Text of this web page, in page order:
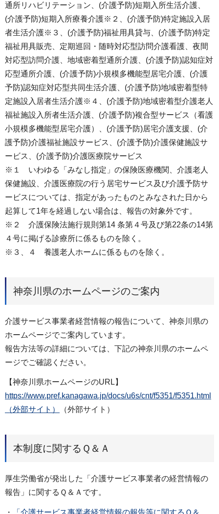
通所リハビリテーション、(介護予防)短期入所生活介護、
(介護予防)短期入所療養介護※２、(介護予防)特定施設入居
者生活介護※３、(介護予防)福祉用具貸与、(介護予防)特定
福祉用具販売、定期巡回・随時対応型訪問介護看護、夜間
対応型訪問介護、地域密着型通所介護、(介護予防)認知症対
応型通所介護、(介護予防)小規模多機能型居宅介護、(介護
予防)認知症対応型共同生活介護、(介護予防)地域密着型特
定施設入居者生活介護※４、(介護予防)地域密着型介護老人
福祉施設入所者生活介護、(介護予防)複合型サービス（看護
小規模多機能型居宅介護）、(介護予防)居宅介護支援、(介
護予防)介護福祉施設サービス、(介護予防)介護保健施設サ
ービス、(介護予防)介護医療院サービス
※１ いわゆる「みなし指定」の保険医療機関、介護老人
保健施設、介護医療院の行う居宅サービス及び介護予防サ
ービスについては、指定があったものとみなされた日から
起算して1年を経過しない場合は、報告の対象外です。
※２ 介護保険法施行規則第14 条第４号及び第22条の14第
４号に掲げる診療所に係るものを除く。
※３、４ 養護老人ホームに係るものを除く。
神奈川県のホームページのご案内
介護サービス事業者経営情報の報告について、神奈川県の
ホームページでご案内しています。
報告方法等の詳細については、下記の神奈川県のホームペ
ージでご確認ください。
【神奈川県ホームページのURL】
https://www.pref.kanagawa.jp/docs/u6s/cnt/f5351/f5351.html
（外部サイト）
（外部サイト）
本制度に関するＱ＆Ａ
厚生労働省が発出した「介護サービス事業者の経営情報の
報告」に関するＱ＆Ａです。
・ 「介護サービス事業者経営情報の報告等に関するＱ＆